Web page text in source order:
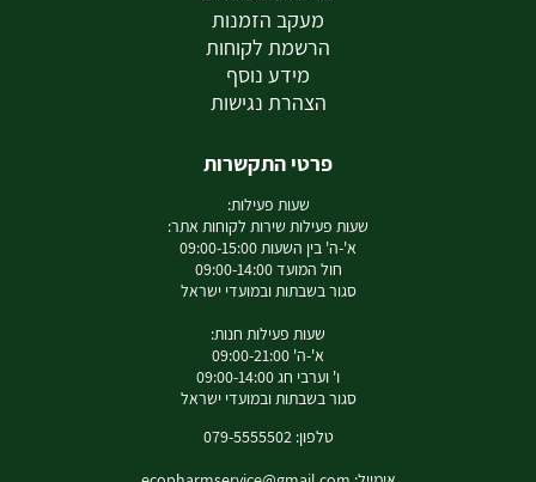
מעקב הזמנות
הרשמת לקוחות
מידע נוסף
הצהרת נגישות
פרטי התקשרות
שעות פעילות:
שעות פעילות שירות לקוחות אתר:
א'-ה' בין השעות 09:00-15:00
חול המועד 09:00-14:00
סגור בשבתות ובמועדי ישראל
שעות פעילות חנות:
א'-ה' 09:00-21:00
ו' וערבי חג 09:00-14:00
סגור בשבתות ובמועדי ישראל
טלפון: 079-5555502